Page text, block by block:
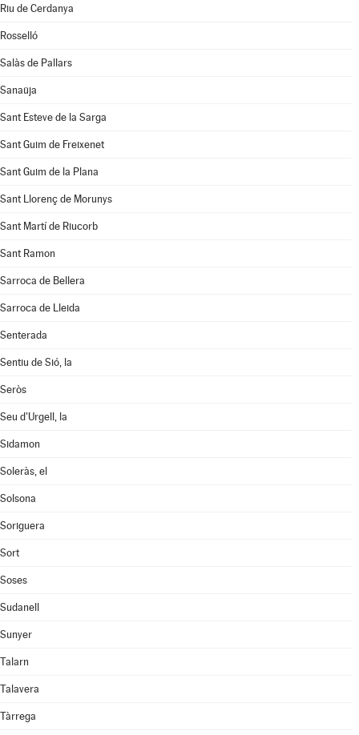
Riu de Cerdanya
Rosselló
Salàs de Pallars
Sanaüja
Sant Esteve de la Sarga
Sant Guim de Freixenet
Sant Guim de la Plana
Sant Llorenç de Morunys
Sant Martí de Riucorb
Sant Ramon
Sarroca de Bellera
Sarroca de Lleida
Senterada
Sentiu de Sió, la
Seròs
Seu d'Urgell, la
Sidamon
Soleràs, el
Solsona
Soriguera
Sort
Soses
Sudanell
Sunyer
Talarn
Talavera
Tàrrega